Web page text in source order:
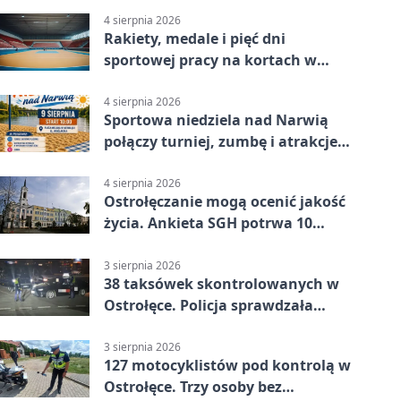
4 sierpnia 2026
Rakiety, medale i pięć dni
sportowej pracy na kortach w
4 sierpnia 2026
Sportowa niedziela nad Narwią
połączy turniej, zumbę i atrakcje
4 sierpnia 2026
Ostrołęczanie mogą ocenić jakość
życia. Ankieta SGH potrwa 10
3 sierpnia 2026
38 taksówek skontrolowanych w
Ostrołęce. Policja sprawdzała
3 sierpnia 2026
127 motocyklistów pod kontrolą w
Ostrołęce. Trzy osoby bez